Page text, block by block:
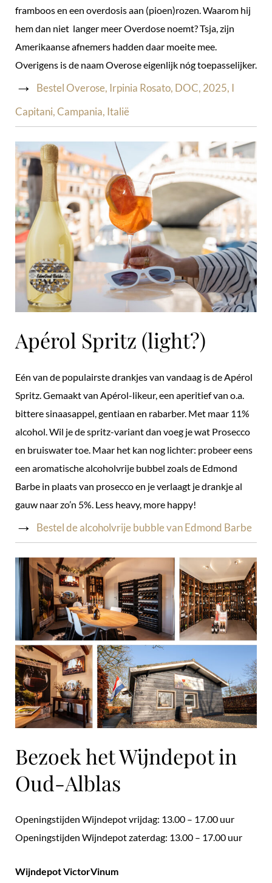
framboos en een overdosis aan (pioen)rozen. Waarom hij
hem dan niet langer meer Overdose noemt? Tsja, zijn
Amerikaanse afnemers hadden daar moeite mee.
Overigens is de naam Overose eigenlijk nóg toepasselijker.
→
Bestel Overose, Irpinia Rosato, DOC, 2025, I
Capitani, Campania, Italië
Apérol Spritz (light?)
Eén van de populairste drankjes van vandaag is de Apérol
Spritz. Gemaakt van Apérol-likeur, een aperitief van o.a.
bittere sinaasappel, gentiaan en rabarber. Met maar 11%
alcohol. Wil je de spritz-variant dan voeg je wat Prosecco
en bruiswater toe. Maar het kan nog lichter: probeer eens
een aromatische alcoholvrije bubbel zoals de Edmond
Barbe in plaats van prosecco en je verlaagt je drankje al
gauw naar zo’n 5%. Less heavy, more happy!
→ Bestel de alcoholvrije bubble van Edmond Barbe
Bezoek het Wijndepot in
Oud-Alblas
Openingstijden Wijndepot vrijdag: 13.00 – 17.00 uur
Openingstijden Wijndepot zaterdag: 13.00 – 17.00 uur
Wijndepot VictorVinum